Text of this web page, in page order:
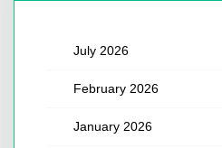
July 2026
February 2026
January 2026